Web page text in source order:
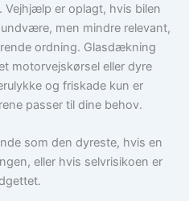
Vejhjælp er oplagt, hvis bilen
men mindre relevant,
ordning. Glasdækning
motorvejskørsel eller dyre
og friskade kun er
passer til dine behov.
som den dyreste, hvis en
eller hvis selvrisikoen er